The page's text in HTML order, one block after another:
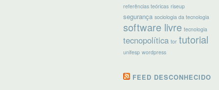
referências teóricas riseup
segurança sociologia da tecnologia
software livre tecnologia
tecnopolítica tor tutorial
unifesp wordpress
FEED DESCONHECIDO